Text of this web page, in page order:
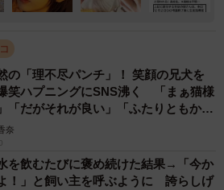
の「理不尽パンチ」！ 笑顔の兄犬を
笑ハプニングにSNS沸く 「まぁ猫様
「だがそれが良い」「ふたりともかわ
奈
を飲むたびに褒め続けた結果→「今か
！」と飼い主を呼ぶように 誇らしげ